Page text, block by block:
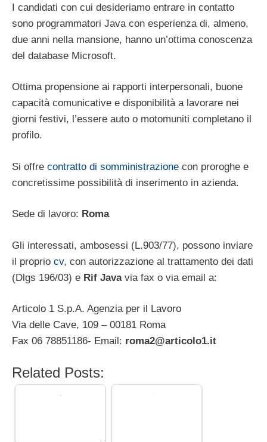
I candidati con cui desideriamo entrare in contatto
sono programmatori Java con esperienza di, almeno,
due anni nella mansione, hanno un’ottima conoscenza
del database Microsoft.
Ottima propensione ai rapporti interpersonali, buone
capacità comunicative e disponibilità a lavorare nei
giorni festivi, l’essere auto o motomuniti completano il
profilo.
Si offre contratto di somministrazione con proroghe e
concretissime possibilità di inserimento in azienda.
Sede di lavoro: Roma
Gli interessati, ambosessi (L.903/77), possono inviare
il proprio cv, con autorizzazione al trattamento dei dati
(Dlgs 196/03) e Rif Javavia fax o via email a:
Articolo 1 S.p.A. Agenzia per il Lavoro
Via delle Cave, 109 – 00181 Roma
Fax 06 78851186- Email: roma2@articolo1.it
Related Posts: